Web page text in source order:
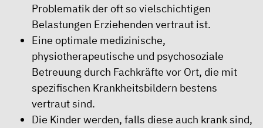
Problematik der oft so vielschichtigen
Belastungen Erziehenden vertraut ist.
Eine optimale medizinische,
physiotherapeutische und psychosoziale
Betreuung durch Fachkräfte vor Ort, die mit
spezifischen Krankheitsbildern bestens
vertraut sind.
Die Kinder werden, falls diese auch krank sind,